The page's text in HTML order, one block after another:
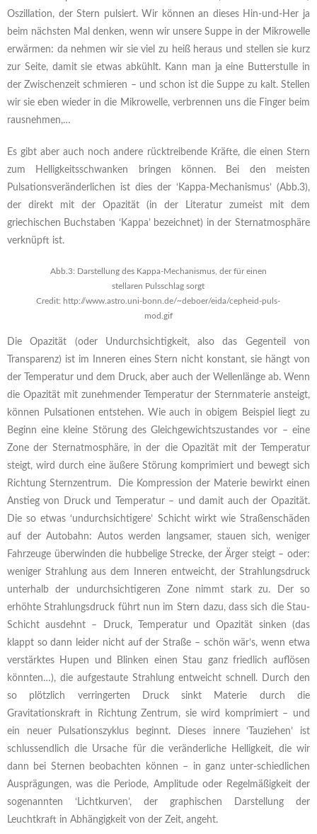
Oszillation, der Stern pulsiert. Wir können an dieses Hin-und-Her ja
beim nächsten Mal denken, wenn wir unsere Suppe in der Mikrowelle
erwärmen: da nehmen wir sie viel zu heiß heraus und stellen sie kurz
zur Seite, damit sie etwas abkühlt. Kann man ja eine Butterstulle in
der Zwischenzeit schmieren – und schon ist die Suppe zu kalt. Stellen
wir sie eben wieder in die Mikrowelle, verbrennen uns die Finger beim
rausnehmen,…
Es gibt aber auch noch andere rücktreibende Kräfte, die einen Stern
zum Helligkeitsschwanken bringen können. Bei den meisten
Pulsationsveränderlichen ist dies der ‘Kappa-Mechanismus’ (Abb.3),
der direkt mit der Opazität (in der Literatur zumeist mit dem
griechischen Buchstaben ‘Kappa’ bezeichnet) in der Sternatmosphäre
verknüpft ist.
Abb.3: Darstellung des Kappa-Mechanismus, der für einen
stellaren Pulsschlag sorgt
Credit: http://www.astro.uni-bonn.de/~deboer/eida/cepheid-puls-
mod.gif
Die Opazität (oder Undurchsichtigkeit, also das Gegenteil von
Transparenz) ist im Inneren eines Stern nicht konstant, sie hängt von
der Temperatur und dem Druck, aber auch der Wellenlänge ab. Wenn
die Opazität mit zunehmender Temperatur der Sternmaterie ansteigt,
können Pulsationen entstehen. Wie auch in obigem Beispiel liegt zu
Beginn eine kleine Störung des Gleichgewichtszustandes vor – eine
Zone der Sternatmosphäre, in der die Opazität mit der Temperatur
steigt, wird durch eine äußere Störung komprimiert und bewegt sich
Richtung Sternzentrum. Die Kompression der Materie bewirkt einen
Anstieg von Druck und Temperatur – und damit auch der Opazität.
Die so etwas ‘undurchsichtigere’ Schicht wirkt wie Straßenschäden
auf der Autobahn: Autos werden langsamer, stauen sich, weniger
Fahrzeuge überwinden die hubbelige Strecke, der Ärger steigt – oder:
weniger Strahlung aus dem Inneren entweicht, der Strahlungsdruck
unterhalb der undurchsichtigeren Zone nimmt stark zu. Der so
erhöhte Strahlungsdruck führt nun im Stern dazu, dass sich die Stau-
Schicht ausdehnt – Druck, Temperatur und Opazität sinken (das
klappt so dann leider nicht auf der Straße – schön wär’s, wenn etwa
verstärktes Hupen und Blinken einen Stau ganz friedlich auflösen
könnten…), die aufgestaute Strahlung entweicht schnell. Durch den
so plötzlich verringerten Druck sinkt Materie durch die
Gravitationskraft in Richtung Zentrum, sie wird komprimiert – und
ein neuer Pulsationszyklus beginnt. Dieses innere ‘Tauziehen’ ist
schlussendlich die Ursache für die veränderliche Helligkeit, die wir
dann bei Sternen beobachten können – in ganz unter-schiedlichen
Ausprägungen, was die Periode, Amplitude oder Regelmäßigkeit der
sogenannten ‘Lichtkurven’, der graphischen Darstellung der
Leuchtkraft in Abhängigkeit von der Zeit, angeht.